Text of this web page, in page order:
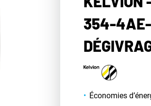
354-4AE-
Économies